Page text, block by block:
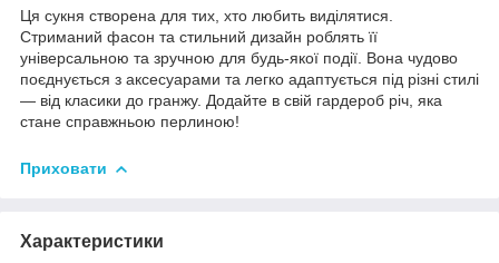
Ця сукня створена для тих, хто любить виділятися.
Стриманий фасон та стильний дизайн роблять її
універсальною та зручною для будь-якої події. Вона чудово
поєднується з аксесуарами та легко адаптується під різні стилі
— від класики до гранжу. Додайте в свій гардероб річ, яка
стане справжньою перлиною!
Приховати
Характеристики